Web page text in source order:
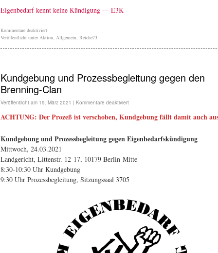
Eigenbedarf kennt keine Kündigung — E3K
Kommentare deaktiviert
Veröffentlicht unter Aktion Allgemein Reiche73
Kundgebung und Prozessbegleitung gegen den
Brenning-Clan
Veröffentlicht am 19. März 2021 | Kommentare deaktiviert
ACHTUNG: Der Prozeß ist verschoben, Kundgebung fällt damit auch
Kundgebung und Prozessbegleitung gegen Eigenbedarfskündigung
Mittwoch, 24.03.2021
Landgericht, Littenstr. 12-17, 10179 Berlin-Mitte
8:30-10:30 Uhr Kundgebung
9:30 Uhr Prozessbegleitung, Sitzungssaal 3705